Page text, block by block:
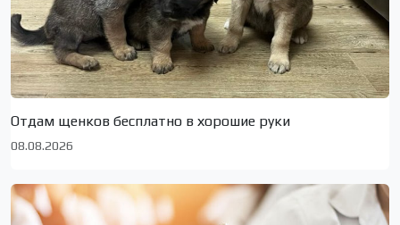
Отдам щенков бесплатно в хорошие руки
08.08.2026